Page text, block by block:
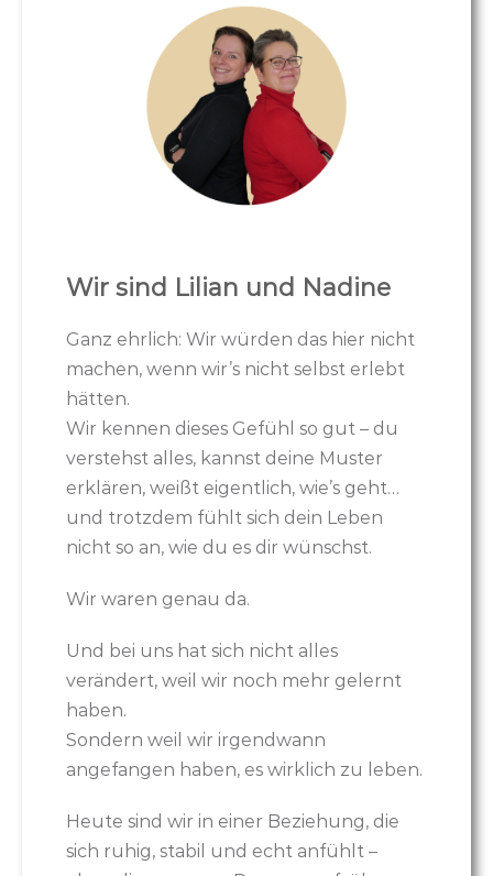
Wir sind Lilian und Nadine
Ganz ehrlich: Wir würden das hier nicht
machen, wenn wir’s nicht selbst erlebt
hätten.
Wir kennen dieses Gefühl so gut – du
verstehst alles, kannst deine Muster
erklären, weißt eigentlich, wie’s geht…
und trotzdem fühlt sich dein Leben
nicht so an, wie du es dir wünschst.
Wir waren genau da.
Und bei uns hat sich nicht alles
verändert, weil wir noch mehr gelernt
haben.
Sondern weil wir irgendwann
angefangen haben, es wirklich zu leben.
Heute sind wir in einer Beziehung, die
sich ruhig, stabil und echt anfühlt –